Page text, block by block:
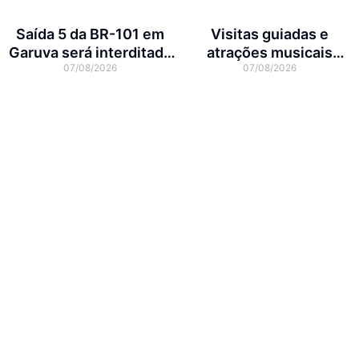
Saída 5 da BR-101 em
Garuva será interditada
por até 90 dias para obras
07/08/2026
Visitas guiadas e
atrações musicais
movimentam a agenda
07/08/2026